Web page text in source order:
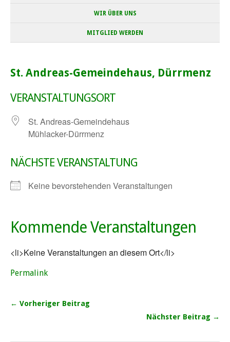
WIR ÜBER UNS
MITGLIED WERDEN
St. Andreas-Gemeindehaus, Dürrmenz
VERANSTALTUNGSORT
St. Andreas-Gemeindehaus
Mühlacker-Dürrmenz
NÄCHSTE VERANSTALTUNG
Keine bevorstehenden Veranstaltungen
Kommende Veranstaltungen
<li>Keine Veranstaltungen an diesem Ort</li>
Permalink
← Vorheriger Beitrag
Nächster Beitrag →